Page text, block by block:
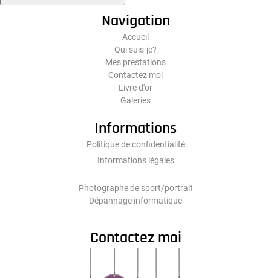
Navigation
Accueil
Qui suis-je?
Mes prestations
Contactez moi
Livre d'or
Galeries
Informations
Politique de confidentialité
Informations légales
Photographe de sport/portrait
Dépannage informatique
Contactez moi